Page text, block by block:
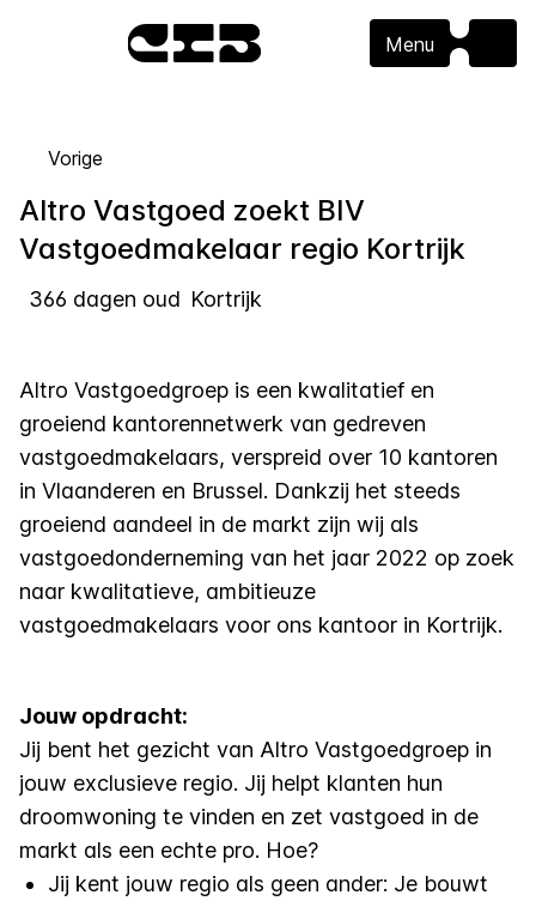
Menu
Vorige
Altro Vastgoed zoekt BIV
Vastgoedmakelaar regio Kortrijk
366 dagen oud Kortrijk
Altro Vastgoedgroep is een kwalitatief en
groeiend kantorennetwerk van gedreven
vastgoedmakelaars, verspreid over 10 kantoren
in Vlaanderen en Brussel. Dankzij het steeds
groeiend aandeel in de markt zijn wij als
vastgoedonderneming van het jaar 2022 op zoek
naar kwalitatieve, ambitieuze
vastgoedmakelaars voor ons kantoor in Kortrijk.
Jouw opdracht:
Jij bent het gezicht van Altro Vastgoedgroep in
jouw exclusieve regio. Jij helpt klanten hun
droomwoning te vinden en zet vastgoed in de
markt als een echte pro. Hoe?
Jij kent jouw regio als geen ander: Je bouwt